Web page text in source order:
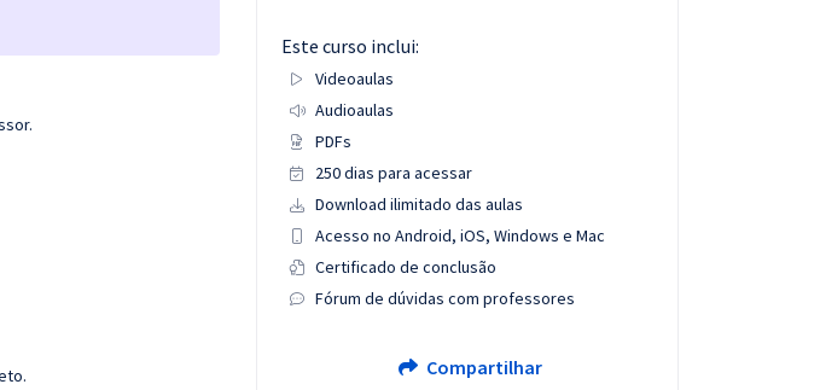
Este curso inclui:
Videoaulas
Audioaulas
PDFs
250 dias para acessar
Download ilimitado das aulas
Acesso no Android, iOS, Windows e Mac
Certificado de conclusão
Fórum de dúvidas com professores
Compartilhar